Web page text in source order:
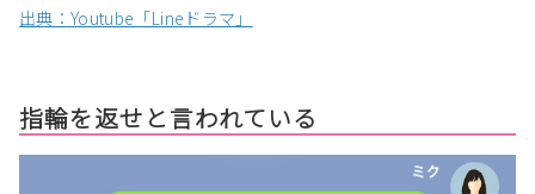
出典：Youtube「Lineドラマ」
指輪を返せと言われている